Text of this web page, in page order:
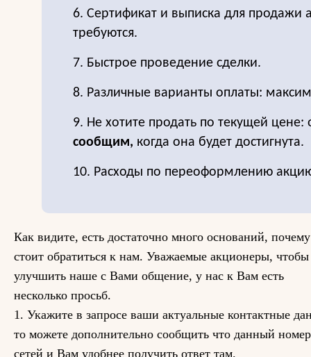
6. Сертификат и выписка для продажи
требуются.
7. Быстрое проведение сделки.
8. Различные варианты оплаты:
9. Не хотите продать по текущей цене:
сообщим, когда она будет достигнута.
10. Расходы по переоформлению
Как видите, есть достаточно много оснований, почему
стоит обратиться к нам. Уважаемые акционеры, чтобы
улучшить наше с Вами общение, у нас к Вам есть
несколько просьб.
1. Укажите в запросе ваши актуальные контактные
то можете дополнительно сообщить что данный
сетей и Вам удобнее получить ответ там.